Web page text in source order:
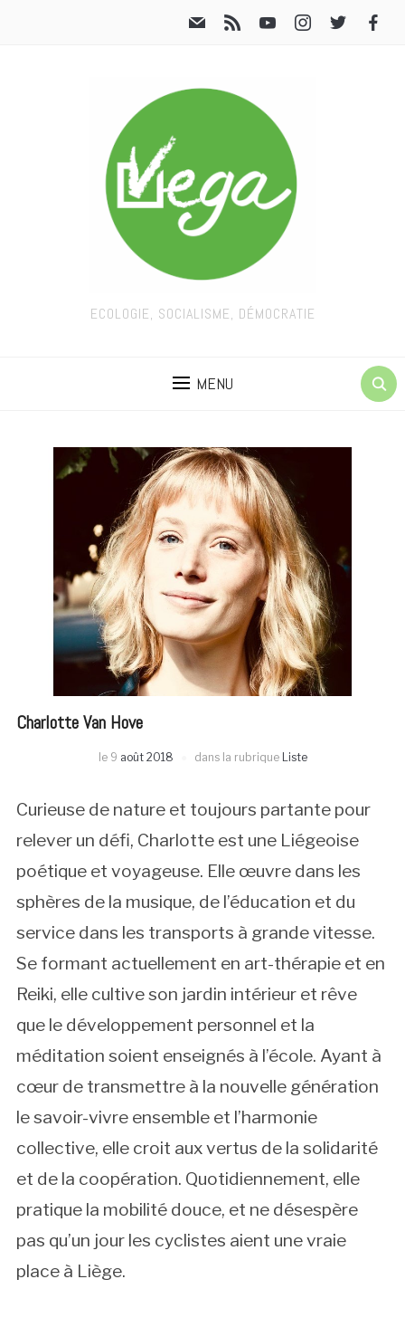
ECOLOGIE, SOCIALISME, DÉMOCRATIE
MENU
Charlotte Van Hove
le 9 août 2018 dans la rubrique Liste
Curieuse de nature et toujours partante pour
relever un défi, Charlotte est une Liégeoise
poétique et voyageuse. Elle œuvre dans les
sphères de la musique, de l’éducation et du
service dans les transports à grande vitesse.
Se formant actuellement en art-thérapie et en
Reiki, elle cultive son jardin intérieur et rêve
que le développement personnel et la
méditation soient enseignés à l’école. Ayant à
cœur de transmettre à la nouvelle génération
le savoir-vivre ensemble et l’harmonie
collective, elle croit aux vertus de la solidarité
et de la coopération. Quotidiennement, elle
pratique la mobilité douce, et ne désespère
pas qu’un jour les cyclistes aient une vraie
place à Liège.